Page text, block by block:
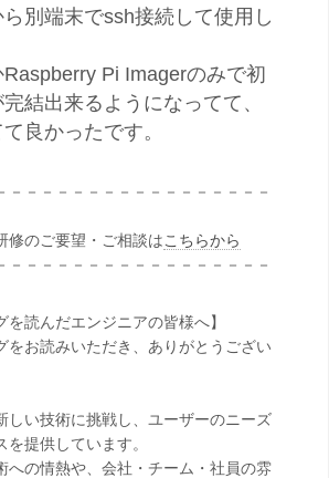
別端末でssh接続して使用し
Pi Imagerのみで初
結出来るようになってて、
良かったです。
－－－－－－－－－－－－－－－－－
修のご要望・ご相談はこちらから
－－－－－－－－－－－－－－－－－
を読んだエンジニアの皆様へ】
をお読みいただき、ありがとうござい
しい技術に挑戦し、ユーザーのニーズ
提供しています。
への情熱や、会社・チーム・社員の雰